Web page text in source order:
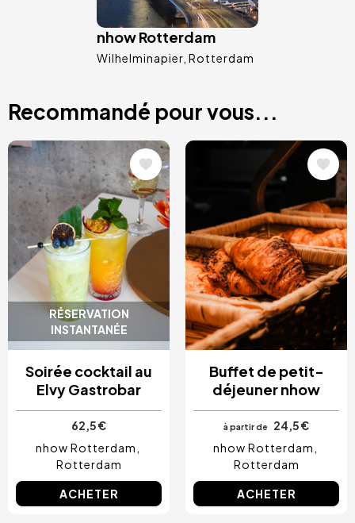
nhow Rotterdam
Wilhelminapier Rotterdam
Recommandé pour vous...
RÉSERVATION
INSTANTANÉE
Image
Soirée cocktail au
Elvy Gastrobar
62,5 €
nhow Rotterdam
Rotterdam
ACHETER
Buffet de petit-
déjeuner nhow
à partir de
24,5 €
nhow Rotterdam
Rotterdam
ACHETER